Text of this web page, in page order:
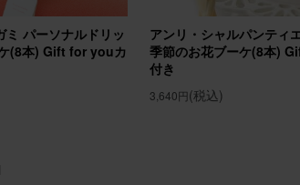
人母の誕生日プレゼントに贈らせていただきまし
で貰えました！
アレンジメント(ピンク)Sサイズ Happy Birthdayバル
ルーミーユーザーさん
ミ パーソナルドリッ
(8本) Gift for youカ
アンリ・シャルパンティ
季節のお花ブーケ(8本)
付き
3,640円(税込)